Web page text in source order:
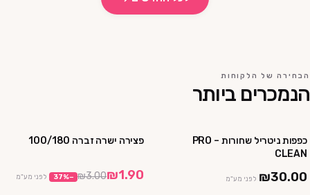
הבחירה של הלקוחות
הנמכרים ביותר
כפפות ניטריל שחורות – PRO
CLEAN
₪30.00 לפני מע"מ
פצירה ישרה זברה 100/180
₪1.90
₪3.00
−
37% לפני מע"מ